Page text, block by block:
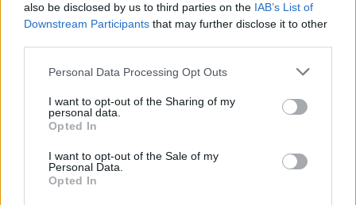
also be disclosed by us to third parties on the IAB’s List of
Downstream Participants that may further disclose it to other
Please note that this website/app uses one or more Google
not limited to your visit or usage behaviour. You may click to
grant or deny consent to Google and its third-party tags to
use your data for below specified purposes in below Google
consent section.
Personal Data Processing Opt Outs
I want to opt-out of the Sharing of my
personal data.
Opted In
I want to opt-out of the Sale of my
Personal Data.
Opted In
Ο έγκριτος δημοσιογράφος Κρίστοφερ
Γουίλσον, γράφοντας στην Telegraph, στέκεται
σε μία συγκεκριμένη φωτογραφία: εκείνη που
αποτυπώνει τον Κάρολο δίπλα στη Μελάνια, σε
μια από τις ελάχιστες στιγμές που
η Πρώτη
Κυρία δείχνει να γελάει αληθινά.